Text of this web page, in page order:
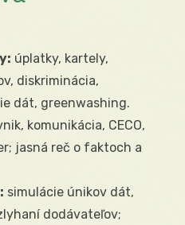
úplatky, kartely,
diskriminácia,
dát, greenwashing.
komunikácia, CECO,
jasná reč o faktoch a
simulácie únikov dát,
dodávateľov;